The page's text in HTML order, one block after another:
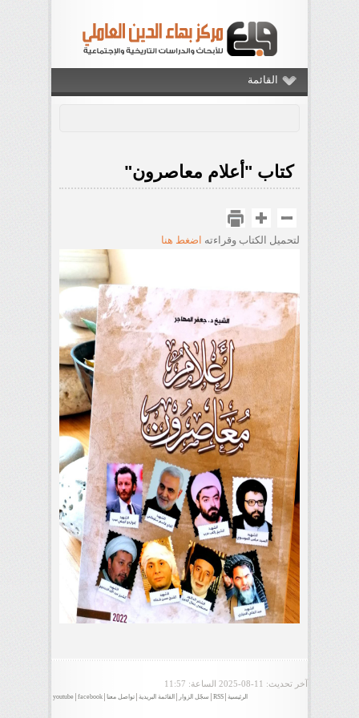
القائمة
كتاب "أعلام معاصرون"
لتحميل الكتاب وقراءته اضغط هنا
آخر تحديث: 2025-08-11 الساعة: 11:57
youtube facebook تواصل معنا القائمة البريدية سجّل الزوار RSS الرئيسية